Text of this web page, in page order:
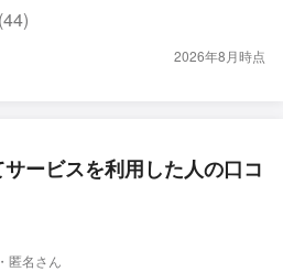
(44)
2026年8月時点
ービスを利用した人の口コ
匿名さん